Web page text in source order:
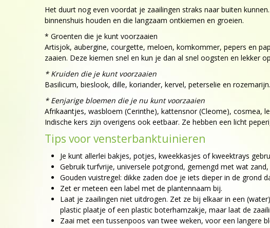
Het duurt nog even voordat je zaailingen straks naar buiten
binnenshuis houden en die langzaam ontkiemen en groeien.
* Groenten die je kunt voorzaaien
Artisjok, aubergine, courgette, meloen, komkommer, pepers en
zaaien. Deze kiemen snel en kun je dan al snel oogsten en
* Kruiden die je kunt voorzaaien
Basilicum, bieslook, dille, koriander, kervel, peterselie en rozemarijn.
* Eenjarige bloemen die je nu kunt voorzaaien
Afrikaantjes, wasbloem (Cerinthe), kattensnor (Cleome), cosmea,
Indische kers zijn overigens ook eetbaar. Ze hebben een licht
Tips voor vensterbanktuinieren
Je kunt allerlei bakjes, potjes, kweekkasjes of kweektrays
Gebruik turfvrije, universele potgrond, gemengd met wat
Gouden vuistregel: dikke zaden doe je iets dieper in de grond
Zet er meteen een label met de plantennaam bij.
Laat je zaailingen niet uitdrogen. Zet ze bij elkaar in een
plastic plaatje of een plastic boterhamzakje, maar laat de
Zaai met een tussenpoos van twee weken, voor een langere